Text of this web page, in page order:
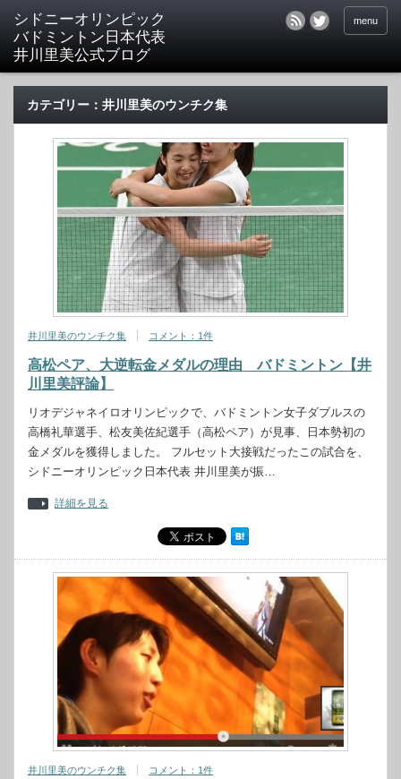
シドニーオリンピック
バドミントン日本代表
井川里美公式ブログ
menu
カテゴリー：井川里美のウンチク集
井川里美のウンチク集 コメント：1件
高松ペア、大逆転金メダルの理由 バドミントン【井
川里美評論】
リオデジャネイロオリンピックで、バドミントン女子ダブルスの
高橋礼華選手、松友美佐紀選手（高松ペア）が見事、日本勢初の
金メダルを獲得しました。 フルセット大接戦だったこの試合を、
シドニーオリンピック日本代表 井川里美が振…
詳細を見る
井川里美のウンチク集 コメント：1件